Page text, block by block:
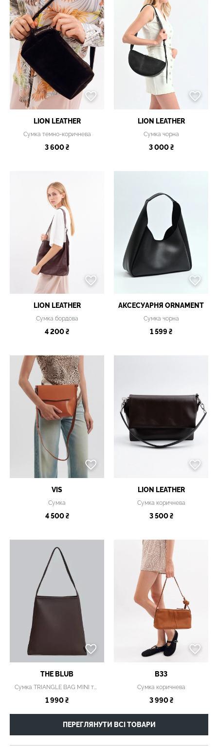
LION LEATHER
Сумка темно-коричнева
3 600 ₴
LION LEATHER
Сумка чорна
3 000 ₴
LION LEATHER
Сумка бордова
4 200 ₴
АКСЕСУАРНЯ ОRNAMENT
Сумка чорна
1 599 ₴
VIS
Сумка
4 500 ₴
LION LEATHER
Сумка коричнева
3 500 ₴
THE BLUB
Сумка TRIANGLE BAG MINI темно-коричнева
1 990 ₴
B33
Сумка коричнева
3 990 ₴
ПЕРЕГЛЯНУТИ ВСІ ТОВАРИ